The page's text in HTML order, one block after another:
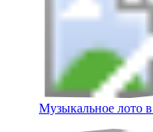
Музыкальное лото